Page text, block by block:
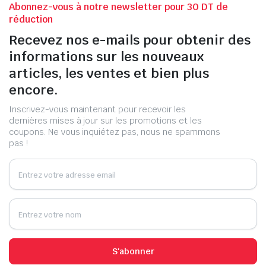
Abonnez-vous à notre newsletter pour 30 DT de
réduction
Recevez nos e-mails pour obtenir des
informations sur les nouveaux
articles, les ventes et bien plus
encore.
Inscrivez-vous maintenant pour recevoir les
dernières mises à jour sur les promotions et les
coupons. Ne vous inquiétez pas, nous ne spammons
pas !
S'abonner